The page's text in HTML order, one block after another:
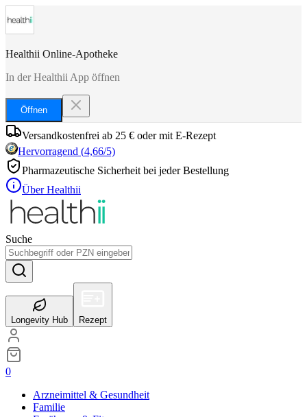
Healthii Online-Apotheke
In der Healthii App öffnen
Öffnen
Versandkostenfrei ab 25 € oder mit E-Rezept
Hervorragend (4,66/5)
Pharmazeutische Sicherheit bei jeder Bestellung
Über Healthii
Suche
Longevity Hub Rezept
0
Arzneimittel & Gesundheit
Familie